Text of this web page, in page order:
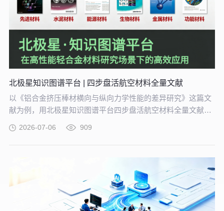
北极星知识图谱平台 | 四步盘活航空材料全量文献
以《铝合金挤压棒材横向与纵向力学性能的差异研究》这篇文
献为例，用北极星知识图谱平台四步盘活航空材料全量文献。
告别人工逐条标注、清洗的低效方式。
2026-07-06 909